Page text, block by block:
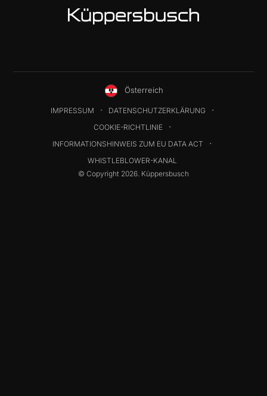
Österreich
IMPRESSUM
DATENSCHUTZERKLÄRUNG
COOKIE-RICHTLINIE
INFORMATIONSHINWEIS ZUM EU DATA ACT
WHISTLEBLOWER-KANAL
© Copyright 2026. Küppersbusch